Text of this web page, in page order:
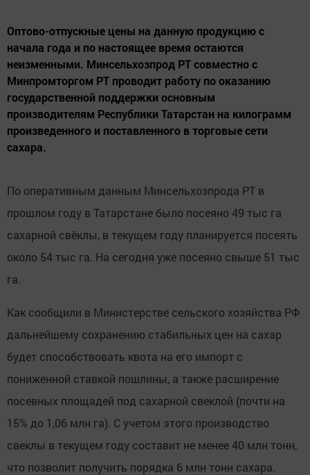
Оптово-отпускные цены на данную продукцию с
начала года и по настоящее время остаются
неизменными. Минсельхозпрод РТ совместно с
Минпромторгом РТ проводит работу по оказанию
государственной поддержки основным
производителям Республики Татарстан на килограмм
произведенного и поставленного в торговые сети
сахара.
По оперативным данным Минсельхозпрода РТ в
прошлом году в Татарстане было посеяно 49 тыс га
сахарной свёклы, в текущем году планируется посеять
около 54 тыс га. На сегодня уже посеяно свыше 51 тыс
га.
Как сообщили в Министерстве сельского хозяйства РФ
дальнейшему сохранению стабильных цен на сахар
будет способствовать квота на его импорт с
пониженной ставкой пошлины, а также расширение
посевных площадей под сахарной свеклой (почти на
15% до 1,06 млн га). С учетом этого производство
свеклы в текущем году составит не менее 40 млн тонн,
что позволит получить порядка 6 млн тонн сахара.